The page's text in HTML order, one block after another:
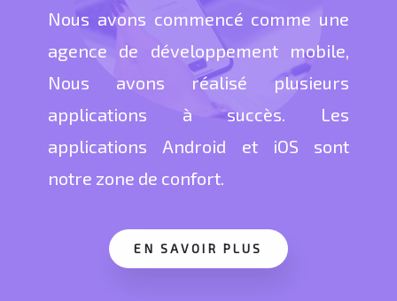
Nous avons commencé comme une
agence de développement mobile,
Nous avons réalisé plusieurs
applications à succès. Les
applications Android et iOS sont
notre zone de confort.
EN SAVOIR PLUS